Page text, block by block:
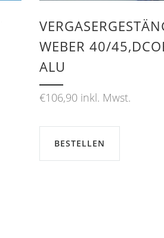
WEBER 40/
ALU
€106,90 inkl. Mwst.
BESTELLEN